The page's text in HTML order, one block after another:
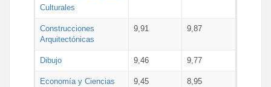
Culturales
Construcciones
Arquitectónicas
9,91 9,87
Dibujo 9,46 9,77
Economía y Ciencias
9,45 8,95